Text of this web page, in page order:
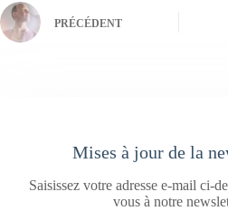
PRÉCÉDENT
Mises à jour de la
Saisissez votre adresse e-mail ci-
vous à notre